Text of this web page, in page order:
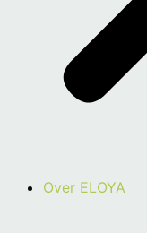
Over ELOYA